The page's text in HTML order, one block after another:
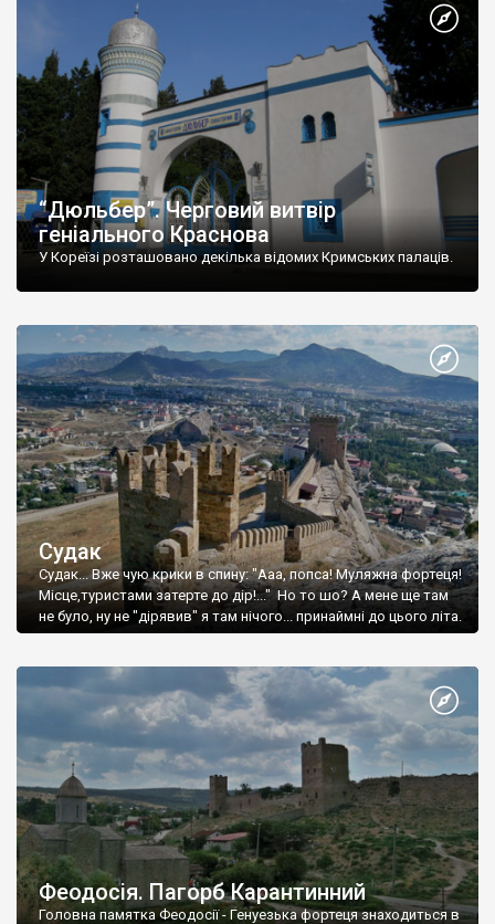
“Дюльбер”. Черговий витвір
геніального Краснова
У Кореїзі розташовано декілька відомих Кримських палаців.
Судак
Судак... Вже чую крики в спину: "Ааа, попса! Муляжна фортеця!
Місце,туристами затерте до дір!..." Но то шо? А мене ще там
не було, ну не "дірявив" я там нічого... принаймні до цього літа.
Феодосія. Пагорб Карантинний
Головна памятка Феодосії - Генуезька фортеця знаходиться в